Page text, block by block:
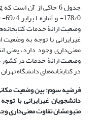
وضعیت ارائۀ خدمات
غیرایرانی با توجه به
معنی‌داری وجود دارد، یعنی
وضعیت ارائۀ خدمات در
در کتابخانه‌های دانشگاه
فرضیه سوم: بین وضعیت مکانی
دانشجویان غیرایرانی با
متبوعشان تفاوت معنی‌داری